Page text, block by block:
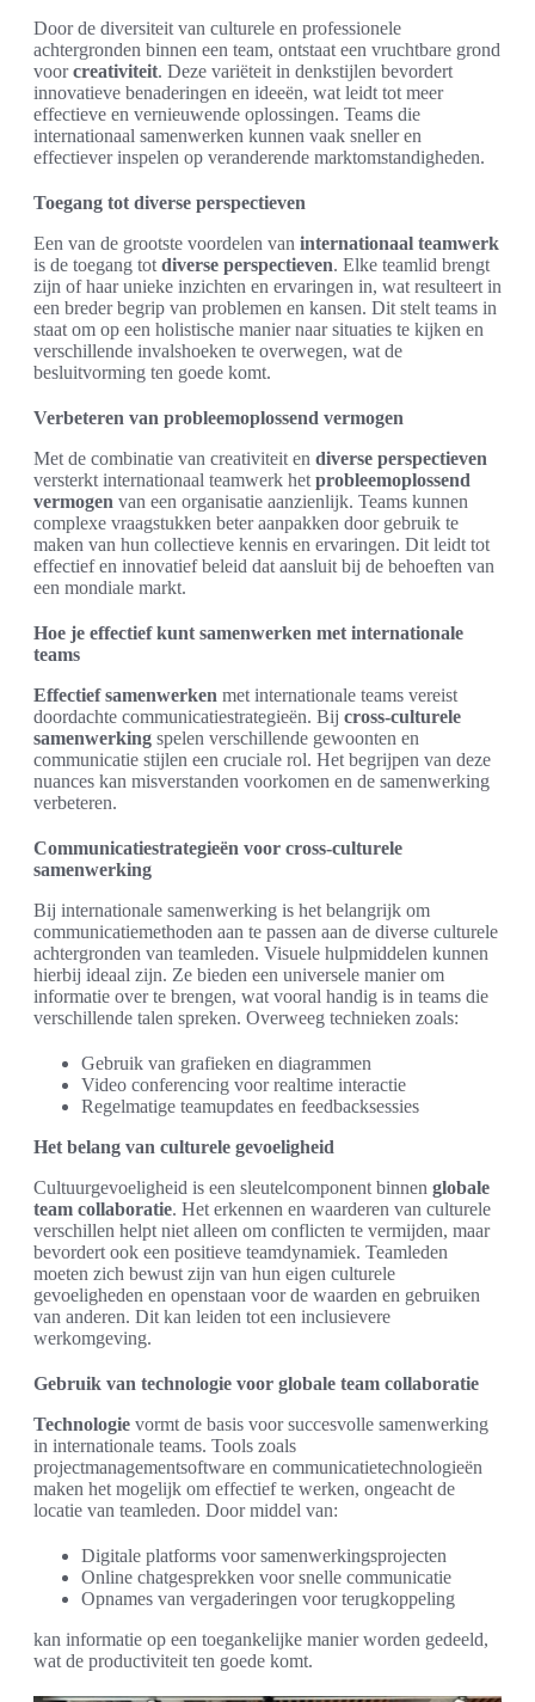
Door de diversiteit van culturele en professionele
achtergronden binnen een team, ontstaat een vruchtbare grond
voorcreativiteit. Deze variëteit in denkstijlen bevordert
innovatieve benaderingen en ideeën, wat leidt tot meer
effectieve en vernieuwende oplossingen. Teams die
internationaal samenwerken kunnen vaak sneller en
effectiever inspelen op veranderende marktomstandigheden.
Toegang tot diverse perspectieven
Een van de grootste voordelen van internationaal teamwerk
is de toegang tot diverse perspectieven. Elke teamlid brengt
zijn of haar unieke inzichten en ervaringen in, wat resulteert in
een breder begrip van problemen en kansen. Dit stelt teams in
staat om op een holistische manier naar situaties te kijken en
verschillende invalshoeken te overwegen, wat de
besluitvorming ten goede komt.
Verbeteren van probleemoplossend vermogen
Met de combinatie van creativiteit en diverse perspectieven
versterkt internationaal teamwerk het probleemoplossend
vermogen van een organisatie aanzienlijk. Teams kunnen
complexe vraagstukken beter aanpakken door gebruik te
maken van hun collectieve kennis en ervaringen. Dit leidt tot
effectief en innovatief beleid dat aansluit bij de behoeften van
een mondiale markt.
Hoe je effectief kunt samenwerken met internationale
teams
Effectief samenwerken met internationale teams vereist
doordachte communicatiestrategieën. Bij cross-culturele
samenwerking spelen verschillende gewoonten en
communicatie stijlen een cruciale rol. Het begrijpen van deze
nuances kan misverstanden voorkomen en de samenwerking
verbeteren.
Communicatiestrategieën voor cross-culturele
samenwerking
Bij internationale samenwerking is het belangrijk om
communicatiemethoden aan te passen aan de diverse culturele
achtergronden van teamleden. Visuele hulpmiddelen kunnen
hierbij ideaal zijn. Ze bieden een universele manier om
informatie over te brengen, wat vooral handig is in teams die
verschillende talen spreken. Overweeg technieken zoals:
Gebruik van grafieken en diagrammen
Video conferencing voor realtime interactie
Regelmatige teamupdates en feedbacksessies
Het belang van culturele gevoeligheid
Cultuurgevoeligheid is een sleutelcomponent binnen globale
team collaboratie. Het erkennen en waarderen van culturele
verschillen helpt niet alleen om conflicten te vermijden, maar
bevordert ook een positieve teamdynamiek. Teamleden
moeten zich bewust zijn van hun eigen culturele
gevoeligheden en openstaan voor de waarden en gebruiken
van anderen. Dit kan leiden tot een inclusievere
werkomgeving.
Gebruik van technologie voor globale team collaboratie
Technologie vormt de basis voor succesvolle samenwerking
in internationale teams. Tools zoals
projectmanagementsoftware en communicatietechnologieën
maken het mogelijk om effectief te werken, ongeacht de
locatie van teamleden. Door middel van:
Digitale platforms voor samenwerkingsprojecten
Online chatgesprekken voor snelle communicatie
Opnames van vergaderingen voor terugkoppeling
kan informatie op een toegankelijke manier worden gedeeld,
wat de productiviteit ten goede komt.